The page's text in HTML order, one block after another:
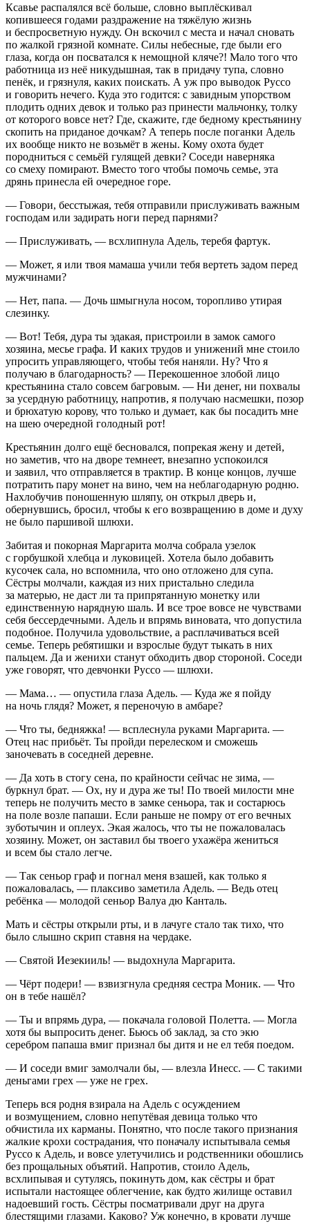
Ксавье распалялся всё больше, словно выплёскивал
копившееся годами раздражение на тяжёлую жизнь
и беспросветную нужду. Он вскочил с места и начал сновать
по жалкой грязной комнате. Силы небесные, где были его
глаза, когда он посватался к немощной кляче?! Мало того что
работница из неё никудышная, так в придачу тупа, словно
пенёк, и грязнуля, каких поискать. А уж про выводок Руссо
и говорить нечего. Куда это годится: с завидным упорством
плодить одних девок и только раз принести мальчонку, толку
от которого вовсе нет? Где, скажите, где бедному крестьянину
скопить на приданое дочкам? А теперь после поганки Адель
их вообще никто не возьмёт в жены. Кому охота будет
породниться с семьёй гулящей девки? Соседи наверняка
со смеху помирают. Вместо того чтобы помочь семье, эта
дрянь принесла ей очередное горе.
— Говори, бесстыжая, тебя отправили прислуживать важным
господам или задирать ноги перед парнями?
— Прислуживать, — всхлипнула Адель, теребя фартук.
— Может, я или твоя мамаша учили тебя вертеть задом перед
мужчинами?
— Нет, папа. — Дочь шмыгнула носом, торопливо утирая
слезинку.
— Вот! Тебя, дура ты эдакая, пристроили в замок самого
хозяина, месье графа. И каких трудов и унижений мне стоило
упросить управляющего, чтобы тебя наняли. Ну? Что я
получаю в благодарность? — Перекошенное злобой лицо
крестьянина стало совсем багровым. — Ни денег, ни похвалы
за усердную работницу, напротив, я получаю насмешки, позор
и брюхатую корову, что только и думает, как бы посадить мне
на шею очередной голодный рот!
Крестьянин долго ещё бесновался, попрекая жену и детей,
но заметив, что на дворе темнеет, внезапно успокоился
и заявил, что отправляется в трактир. В конце концов, лучше
потратить пару монет на вино, чем на неблагодарную родню.
Нахлобучив поношенную шляпу, он открыл дверь и,
обернувшись, бросил, чтобы к его возвращению в доме и духу
не было паршивой шлюхи.
Забитая и покорная Маргарита молча собрала узелок
с горбушкой хлебца и луковицей. Хотела было добавить
кусочек сала, но вспомнила, что оно отложено для супа.
Сёстры молчали, каждая из них пристально следила
за матерью, не даст ли та припрятанную монетку или
единственную нарядную шаль. И все трое вовсе не чувствами
себя бессердечными. Адель и впрямь виновата, что допустила
подобное. Получила удовольствие, а расплачиваться всей
семье. Теперь ребятишки и взрослые будут тыкать в них
пальцем. Да и женихи станут обходить двор стороной. Соседи
уже говорят, что девчонки Руссо — шлюхи.
— Мама… — опустила глаза Адель. — Куда же я пойду
на ночь глядя? Может, я переночую в амбаре?
— Что ты, бедняжка! — всплеснула руками Маргарита. —
Отец нас прибьёт. Ты пройди перелеском и сможешь
заночевать в соседней деревне.
— Да хоть в стогу сена, по крайности сейчас не зима, —
буркнул брат. — Ох, ну и дура же ты! По твоей милости мне
теперь не получить место в замке сеньора, так и состарюсь
на поле возле папаши. Если раньше не помру от его вечных
зуботычин и оплеух. Экая жалось, что ты не пожаловалась
хозяину. Может, он заставил бы твоего ухажёра жениться
и всем бы стало легче.
— Так сеньор граф и погнал меня взашей, как только я
пожаловалась, — плаксиво заметила Адель. — Ведь отец
ребёнка — молодой сеньор Валуа дю Канталь.
Мать и сёстры открыли рты, и в лачуге стало так тихо, что
было слышно скрип ставня на чердаке.
— Святой Иезекииль! — выдохнула Маргарита.
— Чёрт подери! — взвизгнула средняя сестра Моник. — Что
он в тебе нашёл?
— Ты и впрямь дура, — покачала головой Полетта. — Могла
хотя бы выпросить денег. Бьюсь об заклад, за сто экю
серебром папаша вмиг признал бы дитя и не ел тебя поедом.
— И соседи вмиг замолчали бы, — влезла Инесс. — С такими
деньгами грех — уже не грех.
Теперь вся родня взирала на Адель с осуждением
и возмущением, словно непутёвая девица только что
обчистила их карманы. Понятно, что после такого признания
жалкие крохи сострадания, что поначалу испытывала семья
Руссо к Адель, и вовсе улетучились и родственники обошлись
без прощальных объятий. Напротив, стоило Адель,
всхлипывая и сутулясь, покинуть дом, как сёстры и брат
испытали настоящее облегчение, как будто жилище оставил
надоевший гость. Сёстры посматривали друг на друга
блестящими глазами. Каково? Уж конечно, в кровати лучше